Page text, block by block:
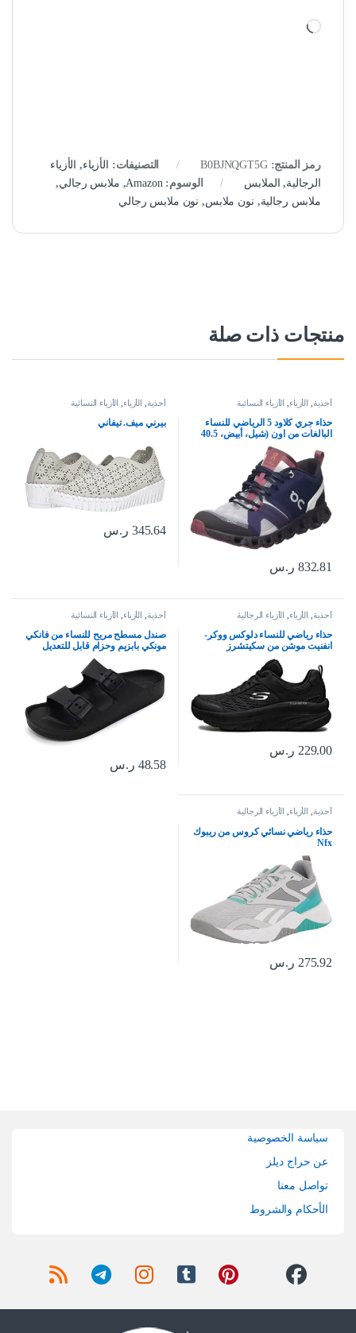
جاري التحميل…
رمز المنتج:B0BJNQGT5G التصنيفات: الأزياء, الأزياء
الرجالية, الملابس الوسوم: Amazon
, ملابس رجالي,
ملابس رجالية, نون ملابس, نون ملابس رجالي
منتجات ذات صلة
أحذية الأزياء الأزياء النسائية
حذاء جري كلاود 5 الرياضي للنساء
البالغات من اون (شيل، أبيض، 40.5
832.81 ر.س
أحذية الأزياء الأزياء النسائية
بيرني ميف. تيفاني
345.64 ر.س
أحذية الأزياء الأزياء الرجالية
حذاء رياضي للنساء دلوكس ووكر-
انفنيت موشن من سكيتشرز
229.00 ر.س
أحذية الأزياء الأزياء النسائية
صندل مسطح مريح للنساء من فانكي
مونكي بابزيم وحزام قابل للتعديل
48.58 ر.س
أحذية, الأزياء, الأزياء الرجالية
حذاء رياضي نسائي كروس من ريبوك
Nfx
275.92 ر.س
سياسة الخصوصية
عن حراج ديلز
تواصل معنا
الأحكام والشروط